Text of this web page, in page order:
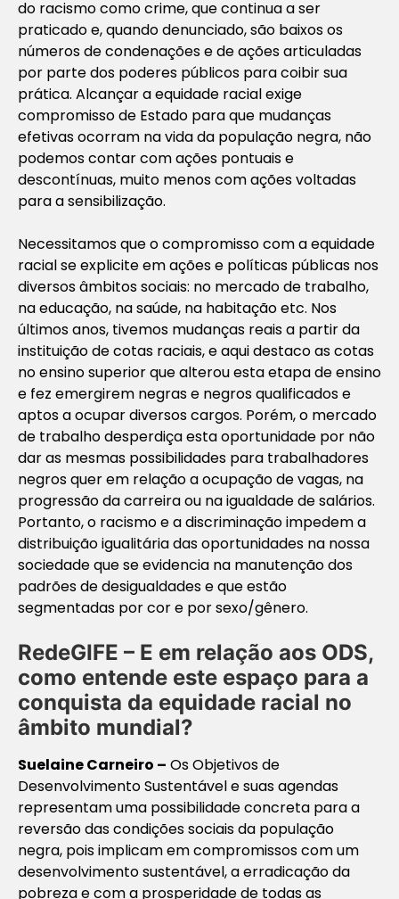
do racismo como crime, que continua a ser
praticado e, quando denunciado, são baixos os
números de condenações e de ações articuladas
por parte dos poderes públicos para coibir sua
prática. Alcançar a equidade racial exige
compromisso de Estado para que mudanças
efetivas ocorram na vida da população negra, não
podemos contar com ações pontuais e
descontínuas, muito menos com ações voltadas
para a sensibilização.
Necessitamos que o compromisso com a equidade
racial se explicite em ações e políticas públicas nos
diversos âmbitos sociais: no mercado de trabalho,
na educação, na saúde, na habitação etc. Nos
últimos anos, tivemos mudanças reais a partir da
instituição de cotas raciais, e aqui destaco as cotas
no ensino superior que alterou esta etapa de ensino
e fez emergirem negras e negros qualificados e
aptos a ocupar diversos cargos. Porém, o mercado
de trabalho desperdiça esta oportunidade por não
dar as mesmas possibilidades para trabalhadores
negros quer em relação a ocupação de vagas, na
progressão da carreira ou na igualdade de salários.
Portanto, o racismo e a discriminação impedem a
distribuição igualitária das oportunidades na nossa
sociedade que se evidencia na manutenção dos
padrões de desigualdades e que estão
segmentadas por cor e por sexo/gênero.
RedeGIFE – E em relação aos ODS,
como entende este espaço para a
conquista da equidade racial no
âmbito mundial?
Suelaine Carneiro – Os Objetivos de
Desenvolvimento Sustentável e suas agendas
representam uma possibilidade concreta para a
reversão das condições sociais da população
negra, pois implicam em compromissos com um
desenvolvimento sustentável, a erradicação da
pobreza e com a prosperidade de todas as